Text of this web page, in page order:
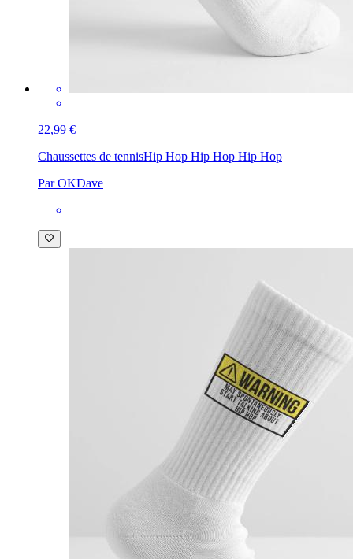
22,99 €
Chaussettes de tennisHip Hop Hip Hop Hip Hop
Par OKDave